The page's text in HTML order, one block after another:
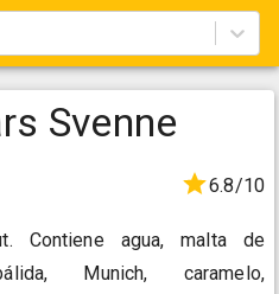
Svenne
6.8/10
Contiene agua, malta de
Munich, caramelo,